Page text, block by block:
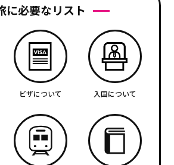
に必要なリスト
ビザについて 入国について